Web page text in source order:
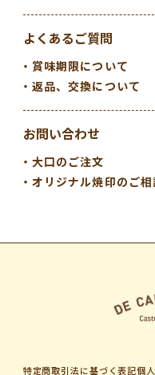
よくあるご質問
賞味期限について
返品、交換について
お問い合わせ
大口のご注文
オリジナル焼印のご相
特定商取引法に基づく表記個